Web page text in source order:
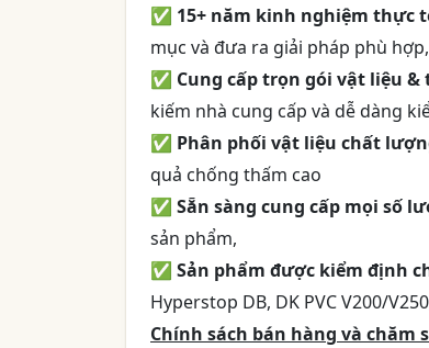
✅ 15+ năm kinh nghiệm thực
mục và đưa ra giải pháp phù
✅ Cung cấp trọn gói vật liệu
kiếm nhà cung cấp và dễ dàng
✅ Phân phối vật liệu chất
quả chống thấm cao
✅ Sẵn sàng cung cấp mọi số
sản phẩm,
✅ Sản phẩm được kiểm định
Hyperstop DB, DK PVC V200/
Chính sách bán hàng và chăm